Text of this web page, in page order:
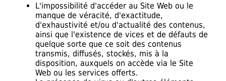
L'impossibilité d'accéder au Site Web ou le
manque de véracité, d'exactitude,
d'exhaustivité et/ou d'actualité des contenus,
ainsi que l'existence de vices et de défauts de
quelque sorte que ce soit des contenus
transmis, diffusés, stockés, mis à la
disposition, auxquels on accède via le Site
Web ou les services offerts.